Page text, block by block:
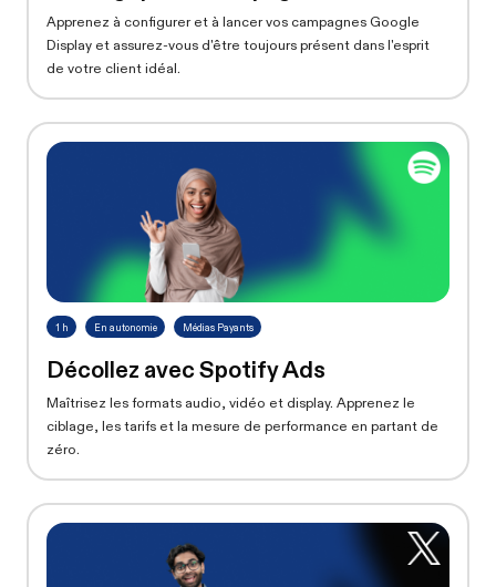
Apprenez à configurer et à lancer vos campagnes Google
Display et assurez-vous d'être toujours présent dans l'esprit
de votre client idéal.
1 h En autonomie Médias Payants
Décollez avec Spotify Ads
Maîtrisez les formats audio, vidéo et display. Apprenez le
ciblage, les tarifs et la mesure de performance en partant de
zéro.